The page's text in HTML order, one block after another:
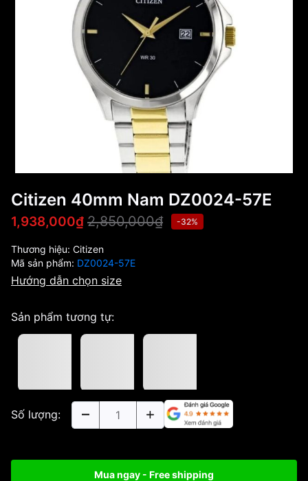
Citizen 40mm Nam DZ0024-57E
1,938,000₫ 2,850,000₫ -32%
Thương hiệu: Citizen
Mã sản phẩm: DZ0024-57E
Hướng dẫn chọn size
Sản phẩm tương tự:
Số lượng:
Mua ngay - Free shipping